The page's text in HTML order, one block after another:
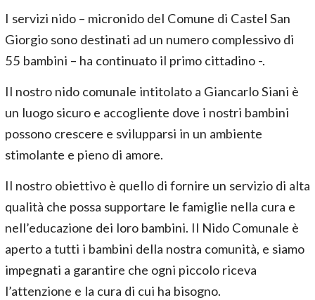
I servizi nido – micronido del Comune di Castel San
Giorgio sono destinati ad un numero complessivo di
55 bambini – ha continuato il primo cittadino -.
Il nostro nido comunale intitolato a Giancarlo Siani è
un luogo sicuro e accogliente dove i nostri bambini
possono crescere e svilupparsi in un ambiente
stimolante e pieno di amore.
Il nostro obiettivo è quello di fornire un servizio di alta
qualità che possa supportare le famiglie nella cura e
nell’educazione dei loro bambini. Il Nido Comunale è
aperto a tutti i bambini della nostra comunità, e siamo
impegnati a garantire che ogni piccolo riceva
l’attenzione e la cura di cui ha bisogno.